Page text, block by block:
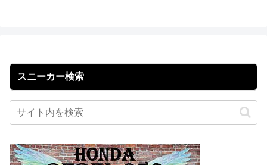
スニーカー検索